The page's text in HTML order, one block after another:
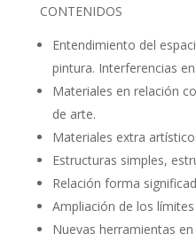
CONTENIDOS
Entendimiento del
pintura. Interferencias
Materiales en relación
de arte.
Materiales extra
Estructuras simples,
Relación forma
Ampliación de los
Nuevas herramientas